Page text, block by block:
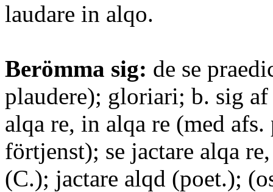
laudare in alqo.
Berömma sig: de se
plaudere); gloriari; b. sig
alqa re, in alqa re (med
förtjenst); se jactare alqa
(C.); jactare alqd (poet.);